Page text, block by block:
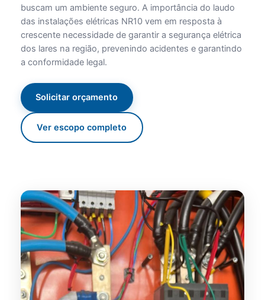
buscam um ambiente seguro. A importância do laudo
das instalações elétricas NR10 vem em resposta à
crescente necessidade de garantir a segurança elétrica
dos lares na região, prevenindo acidentes e garantindo
a conformidade legal.
Solicitar orçamento
Ver escopo completo